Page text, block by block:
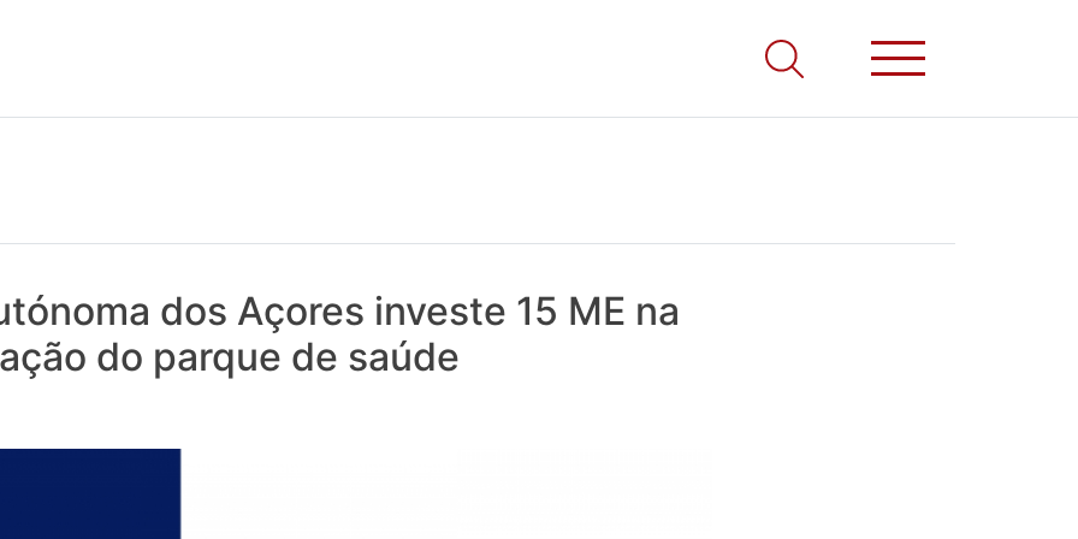
realmente contam! Tudo o que se passa na Saúde!
dos Açores investe 15 ME na
do parque de saúde